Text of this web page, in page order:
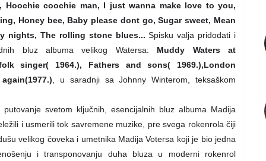
Hoochie coochie man, I just wanna make love to you,
Honey bee, Baby please dont go, Sugar sweet, Mean
nights, The rolling stone blues...Spisku valja pridodati i
bluz albuma velikog Watersa: Muddy Waters at
singer( 1964.), Fathers and sons( 1969.),London
, u saradnji sa Johnny Winterom, teksaškom
svetom ključnih, esencijalnih bluz albuma Madija
i usmerili tok savremene muzike, pre svega rokenrola čiji
velikog čoveka i umetnika Madija Votersa koji je bio jedna
i transponovanju duha bluza u moderni rokenrol